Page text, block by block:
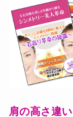
肩の高さ違い